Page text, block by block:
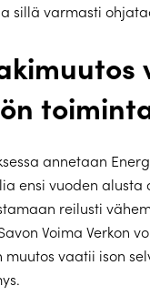
sillä varmasti
annetaan
ensi vuoden alusta
reilusti
Voima Verkon
vaatii ison